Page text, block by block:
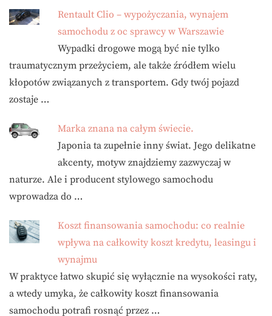
Rentault Clio – wypożyczania, wynajem
samochodu z oc sprawcy w Warszawie
Wypadki drogowe mogą być nie tylko
traumatycznym przeżyciem, ale także źródłem wielu
kłopotów związanych z transportem. Gdy twój pojazd
zostaje …
Marka znana na całym świecie.
Japonia ta zupełnie inny świat. Jego delikatne
akcenty, motyw znajdziemy zazwyczaj w
naturze. Ale i producent stylowego samochodu
wprowadza do …
Koszt finansowania samochodu: co realnie
wpływa na całkowity koszt kredytu, leasingu i
wynajmu
W praktyce łatwo skupić się wyłącznie na wysokości raty,
a wtedy umyka, że całkowity koszt finansowania
samochodu potrafi rosnąć przez …